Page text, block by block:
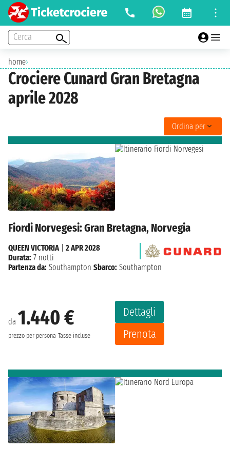
Cerca
home›
Crociere Cunard Gran Bretagna
aprile 2028
Ordina per
Fiordi Norvegesi: Gran Bretagna, Norvegia
da 1.440 €
prezzo per persona Tasse incluse
Dettagli
Prenota
QUEEN VICTORIA
2 APR 2028
Durata: 7 notti
Partenza da: Southampton Sbarco: Southampton